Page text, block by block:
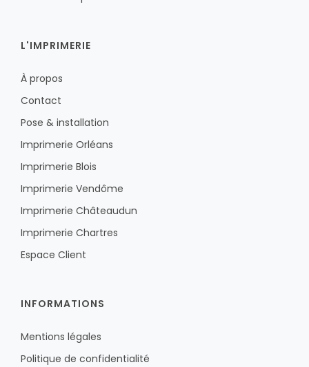
L'IMPRIMERIE
À propos
Contact
Pose & installation
Imprimerie Orléans
Imprimerie Blois
Imprimerie Vendôme
Imprimerie Châteaudun
Imprimerie Chartres
Espace Client
INFORMATIONS
Mentions légales
Politique de confidentialité